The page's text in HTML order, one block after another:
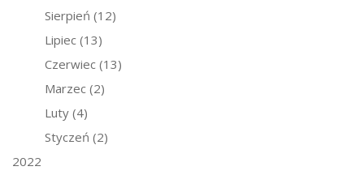
Sierpień (12)
Lipiec (13)
Czerwiec (13)
Marzec (2)
Luty (4)
Styczeń (2)
2022